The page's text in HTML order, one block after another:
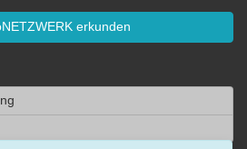
erkunden